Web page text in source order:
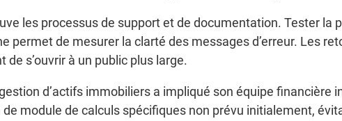
les processus de support et de documentation. Tester la
permet de mesurer la clarté des messages d’erreur. Les
s’ouvrir à un public plus large.
d’actifs immobiliers a impliqué son équipe financière
module de calculs spécifiques non prévu initialement,